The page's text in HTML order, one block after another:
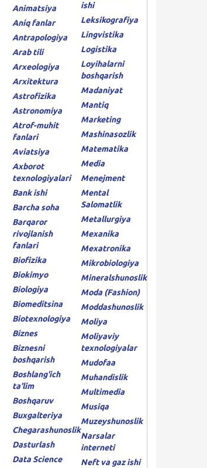
Animatsiya
Aniq fanlar
Antrapologiya
Arab tili
Arxeologiya
Arxitektura
Astrofizika
Astronomiya
Atrof-muhit
fanlari
Aviatsiya
Axborot
texnologiyalari
Bank ishi
Barcha soha
Barqaror
rivojlanish
fanlari
Biofizika
Biokimyo
Biologiya
Biomeditsina
Biotexnologiya
Biznes
Biznesni
boshqarish
Boshlang'ich
ta'lim
Boshqaruv
Buxgalteriya
Chegarashunoslik
Dasturlash
Data Science
ishi
Leksikografiya
Lingvistika
Logistika
Loyihalarni
boshqarish
Madaniyat
Mantiq
Marketing
Mashinasozlik
Matematika
Media
Menejment
Mental
Salomatlik
Metallurgiya
Mexanika
Mexatronika
Mikrobiologiya
Mineralshunoslik
Moda (Fashion)
Moddashunoslik
Moliya
Moliyaviy
texnologiyalar
Mudofaa
Muhandislik
Multimedia
Musiqa
Muzeyshunoslik
Narsalar
interneti
Neft va gaz ishi